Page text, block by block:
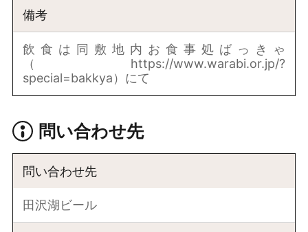
備考
飲食は同敷地内お食事処ばっきゃ
（https://www.warabi.or.jp/?
special=bakkya）にて
問い合わせ先
問い合わせ先
田沢湖ビール